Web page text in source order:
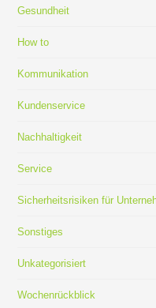
Gesundheit
How to
Kommunikation
Kundenservice
Nachhaltigkeit
Service
Sicherheitsrisiken für
Sonstiges
Unkategorisiert
Wochenrückblick